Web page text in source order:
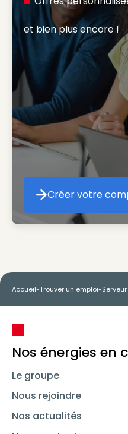
et bien plus encore !
Créer votre
Accueil-Trouver un emploi-
Nos énergies en
Le groupe
Nous rejoindre
Nos actualités